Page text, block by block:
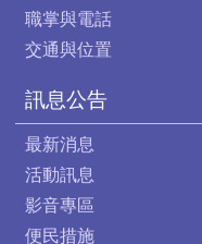
職掌與電話
交通與位置
訊息公告
最新消息
活動訊息
影音專區
便民措施